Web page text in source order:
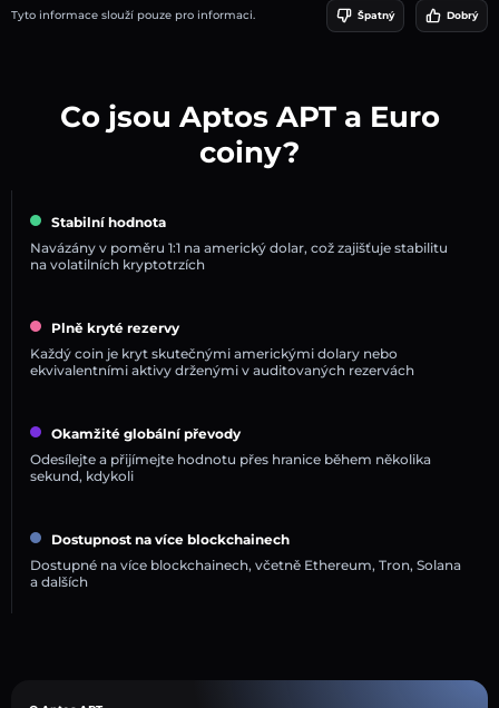
Tyto informace slouží pouze pro informaci. Špatný Dobrý
Co jsou Aptos APT a Euro
coiny?
Stabilní hodnota
Navázány v poměru 1:1 na americký dolar, což zajišťuje stabilitu
na volatilních kryptotrzích
Plně kryté rezervy
Každý coin je kryt skutečnými americkými dolary nebo
ekvivalentními aktivy drženými v auditovaných rezervách
Okamžité globální převody
Odesílejte a přijímejte hodnotu přes hranice během několika
sekund, kdykoli
Dostupnost na více blockchainech
Dostupné na více blockchainech, včetně Ethereum, Tron, Solana
a dalších